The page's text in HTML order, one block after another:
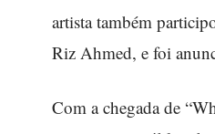
artista também
Riz Ahmed, e foi
Com a chegada de